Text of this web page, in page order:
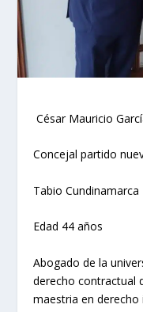
César Mauricio
Concejal partido
Tabio Cundinamarca
Edad 44 años
Abogado de la
derecho contractual
maestria en